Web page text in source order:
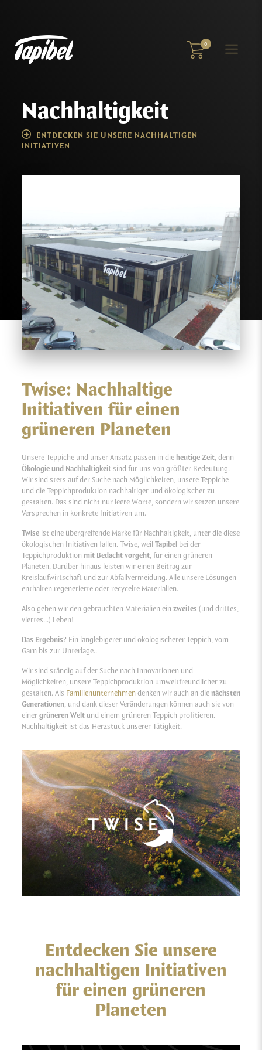
0
Nachhaltigkeit
ENTDECKEN SIE UNSERE NACHHALTIGEN
INITIATIVEN
Twise: Nachhaltige
Initiativen für einen
grüneren Planeten
Unsere Teppiche und unser Ansatz passen in dieheutige Zeit, denn
Ökologie und Nachhaltigkeitsind für uns von größter Bedeutung.
Wir sind stets auf der Suche nach Möglichkeiten, unsere Teppiche
und die Teppichproduktion nachhaltiger und ökologischer zu
gestalten. Das sind nicht nur leere Worte, sondern wir setzen unsere
Versprechen in konkrete Initiativen um.
Twiseist eine übergreifende Marke für Nachhaltigkeit, unter die diese
ökologischen Initiativen fallen. Twise, weil Tapibelbei der
Teppichproduktion mit Bedacht vorgeht, für einen grüneren
Planeten. Darüber hinaus leisten wir einen Beitrag zur
Kreislaufwirtschaft und zur Abfallvermeidung. Alle unsere Lösungen
enthalten regenerierte oder recycelte Materialien.
Also geben wir den gebrauchten Materialien ein zweites (und drittes,
viertes…) Leben!
Das Ergebnis? Ein langlebigerer und ökologischerer Teppich, vom
Garn bis zur Unterlage..
Wir sind ständig auf der Suche nach Innovationen und
Möglichkeiten, unsere Teppichproduktion umweltfreundlicher zu
gestalten. Als Familienunternehmen denken wir auch an die nächsten
Generationen, und dank dieser Veränderungen können auch sie von
einergrüneren Weltund einem grüneren Teppich profitieren.
Nachhaltigkeit ist das Herzstück unserer Tätigkeit.
Entdecken Sie unsere
nachhaltigen Initiativen
für einen grüneren
Planeten